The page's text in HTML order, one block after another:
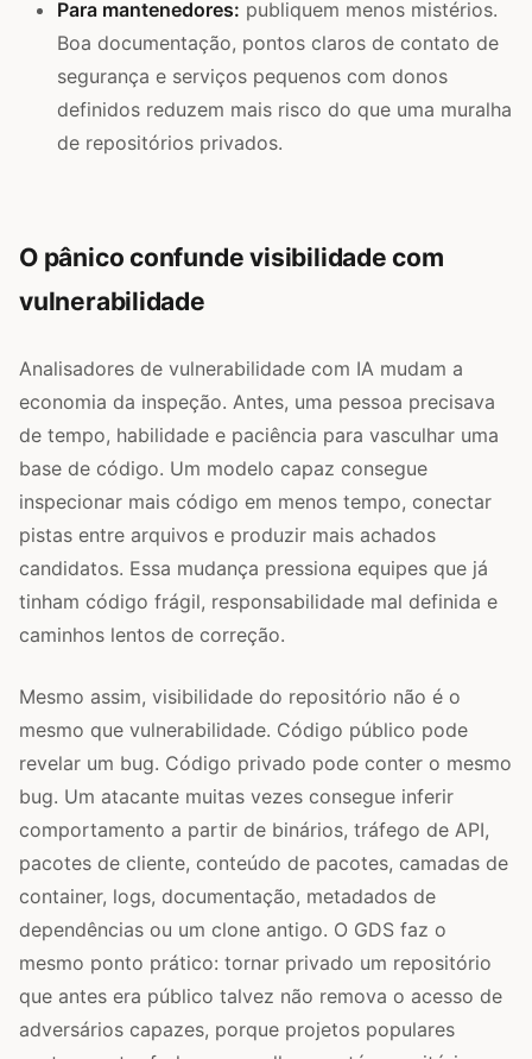
Para mantenedores: publiquem menos mistérios.
Boa documentação, pontos claros de contato de
segurança e serviços pequenos com donos
definidos reduzem mais risco do que uma muralha
de repositórios privados.
O pânico confunde visibilidade com
vulnerabilidade
Analisadores de vulnerabilidade com IA mudam a
economia da inspeção. Antes, uma pessoa precisava
de tempo, habilidade e paciência para vasculhar uma
base de código. Um modelo capaz consegue
inspecionar mais código em menos tempo, conectar
pistas entre arquivos e produzir mais achados
candidatos. Essa mudança pressiona equipes que já
tinham código frágil, responsabilidade mal definida e
caminhos lentos de correção.
Mesmo assim, visibilidade do repositório não é o
mesmo que vulnerabilidade. Código público pode
revelar um bug. Código privado pode conter o mesmo
bug. Um atacante muitas vezes consegue inferir
comportamento a partir de binários, tráfego de API,
pacotes de cliente, conteúdo de pacotes, camadas de
container, logs, documentação, metadados de
dependências ou um clone antigo. O GDS faz o
mesmo ponto prático: tornar privado um repositório
que antes era público talvez não remova o acesso de
adversários capazes, porque projetos populares